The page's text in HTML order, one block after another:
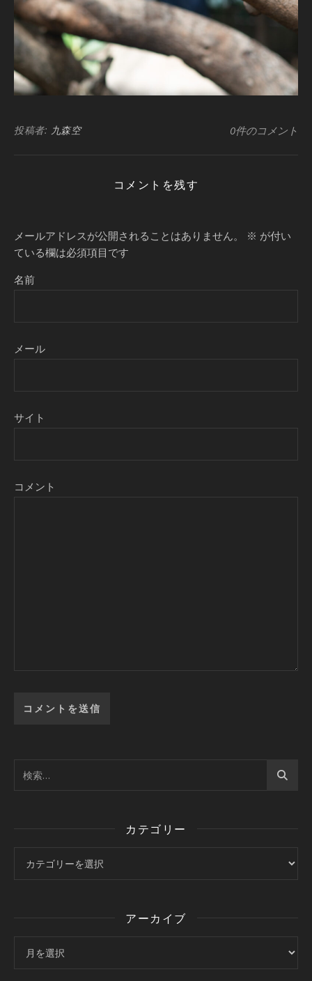
投稿者: 九森空 0件のコメント
コメントを残す
メールアドレスが公開されることはありません。 ※ が付い
ている欄は必須項目です
名前
メール
サイト
コメント
カテゴリー
アーカイブ